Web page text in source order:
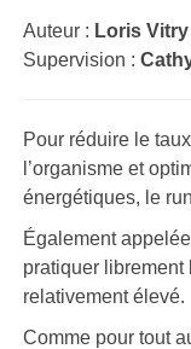
Auteur : Loris Vitry
Supervision :
Pour réduire le
l’organisme et
énergétiques, le
Également
pratiquer librement
relativement élevé.
Comme pour tout